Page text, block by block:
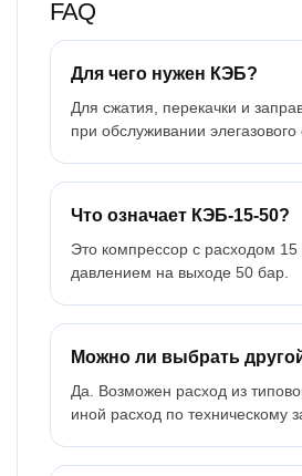
FAQ
Для чего нужен КЭБ?
Для сжатия, перекачки и
при обслуживании элегазового
Что означает КЭБ-15-50?
Это компрессор с расходом 15
давлением на выходе 50 бар.
Можно ли выбрать
Да. Возможен расход из
иной расход по техническому